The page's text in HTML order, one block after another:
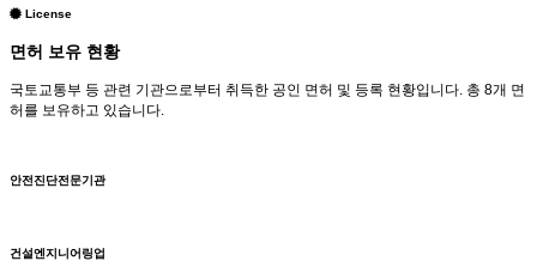
License
면허 보유 현황
국토교통부 등 관련 기관으로부터 취득한 공인 면허 및 등록 현황입니다. 총 8개 면
허를 보유하고 있습니다.
안전진단전문기관
건설엔지니어링업